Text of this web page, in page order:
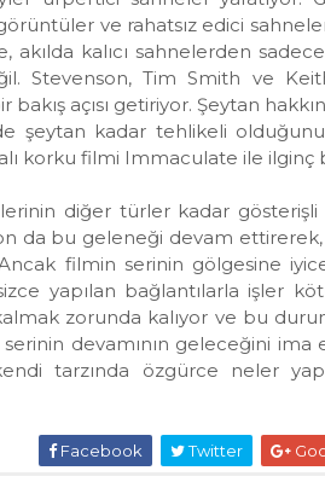
ve rahatsız edici
akılda kalıcı sahnelerden
Stevenson, Tim Smith ve
açısı getiriyor. Şeytan
şeytan kadar tehlikeli
korku filmi Immaculate ile ilginç
diğer türler kadar
da bu geleneği devam
Ancak filmin serinin gölgesine
yapılan bağlantılarla işler
zorunda kalıyor ve bu
devamının geleceğini
tarzında özgürce neler
Facebook Twitter